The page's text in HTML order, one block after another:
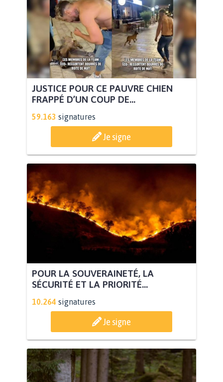
JUSTICE POUR CE PAUVRE CHIEN
FRAPPÉ D’UN COUP DE...
59.163 signatures
Je signe
POUR LA SOUVERAINETÉ, LA
SÉCURITÉ ET LA PRIORITÉ...
10.264 signatures
Je signe